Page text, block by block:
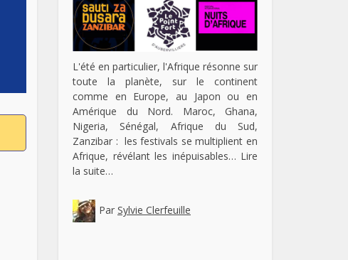
L'été en particulier, l'Afrique résonne sur
toute la planète, sur le continent
comme en Europe, au Japon ou en
Amérique du Nord. Maroc, Ghana,
Nigeria, Sénégal, Afrique du Sud,
Zanzibar : les festivals se multiplient en
Afrique, révélant les inépuisables… Lire
la suite…
Par Sylvie Clerfeuille